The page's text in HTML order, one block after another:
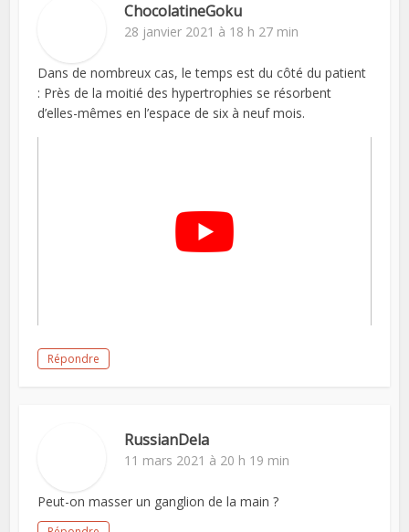
ChocolatineGoku
28 janvier 2021 à 18 h 27 min
Dans de nombreux cas, le temps est du côté du patient
: Près de la moitié des hypertrophies se résorbent
d’elles-mêmes en l’espace de six à neuf mois.
Répondre
RussianDela
11 mars 2021 à 20 h 19 min
Peut-on masser un ganglion de la main ?